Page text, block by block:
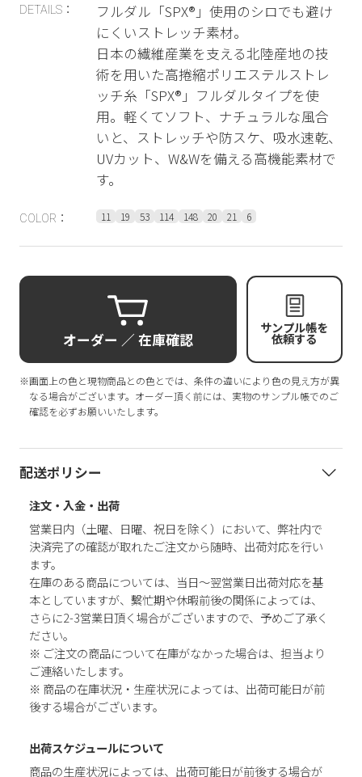
DETAILS：
フルダル「SPX®︎」使用のシロでも避け
にくいストレッチ素材。
日本の繊維産業を支える北陸産地の技
術を用いた高捲縮ポリエステルストレ
ッチ糸「SPX®︎」フルダルタイプを使
用。軽くてソフト、ナチュラルな風合
いと、ストレッチや防スケ、吸水速乾、
UVカット、W&Wを備える高機能素材で
す。
COLOR： 11 19 53 114 148 20 21 6
オーダー ／ 在庫確認
サンプル帳を
依頼する
※画面上の色と現物商品との色とでは、条件の違いにより色の見え方が異
なる場合がございます。オーダー頂く前には、実物のサンプル帳でのご
確認を必ずお願いいたします。
配送ポリシー
注文・入金・出荷
営業日内（土曜、日曜、祝日を除く）において、弊社内で
決済完了の確認が取れたご注文から随時、出荷対応を行い
ます。
在庫のある商品については、当日～翌営業日出荷対応を基
本としていますが、繫忙期や休暇前後の関係によっては、
さらに2-3営業日頂く場合がございますので、予めご了承く
ださい。
※ ご注文の商品について在庫がなかった場合は、担当より
ご連絡いたします。
※ 商品の在庫状況・生産状況によっては、出荷可能日が前
後する場合がございます。
出荷スケジュールについて
商品の生産状況によっては、出荷可能日が前後する場合が